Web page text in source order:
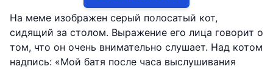
На меме изображен серый полосатый кот,
сидящий за столом. Выражение его лица говорит о
том, что он очень внимательно слушает. Над котом
надпись: «Мой батя после часа выслушивания